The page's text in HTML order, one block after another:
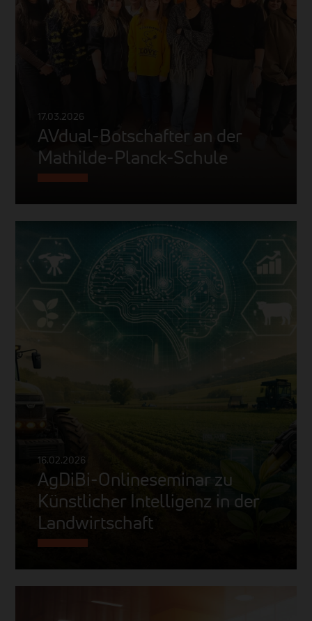
17.03.2026
AVdual-Botschafter an der
Mathilde-Planck-Schule
16.02.2026
AgDiBi-Onlineseminar zu
Künstlicher Intelligenz in der
Landwirtschaft